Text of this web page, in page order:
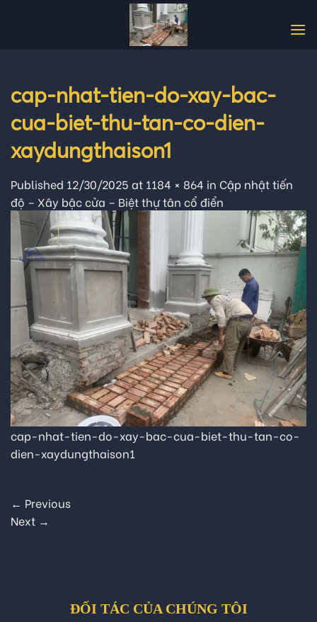
cap-nhat-tien-do-xay-bac-
cua-biet-thu-tan-co-dien-
xaydungthaison1
Published 12/30/2025 at 1184 × 864 in Cập nhật tiến
độ – Xây bậc cửa – Biệt thự tân cổ điển
cap-nhat-tien-do-xay-bac-cua-biet-thu-tan-co-
dien-xaydungthaison1
← Previous
Next →
ĐỐI TÁC CỦA CHÚNG TÔI